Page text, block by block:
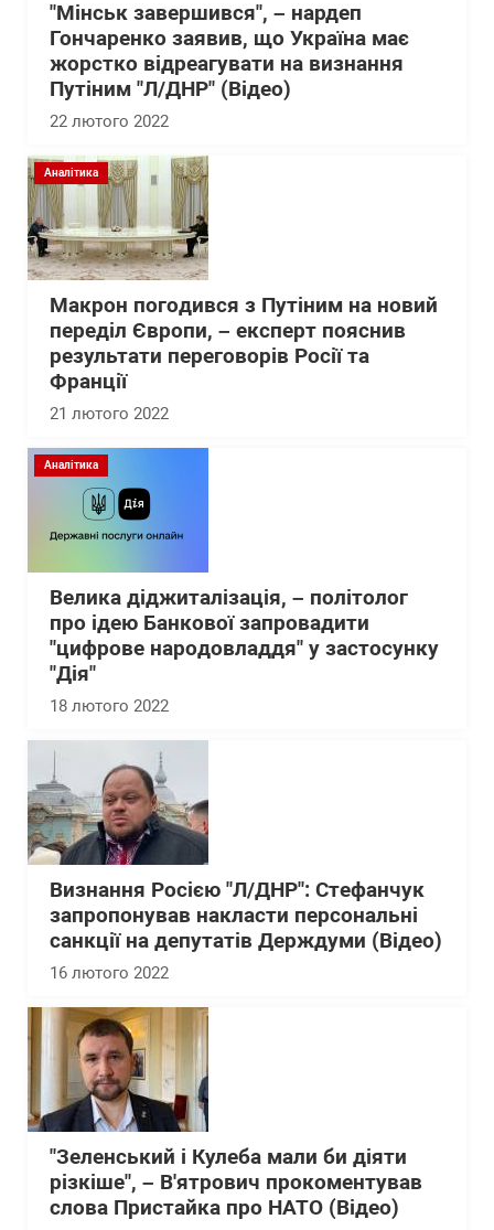
"Мінськ завершився", – нардеп
Гончаренко заявив, що Україна має
жорстко відреагувати на визнання
Путіним "Л/ДНР" (Відео)
22 лютого 2022
Аналітика
Макрон погодився з Путіним на новий
переділ Європи, – експерт пояснив
результати переговорів Росії та
Франції
21 лютого 2022
Аналітика
Велика діджиталізація, – політолог
про ідею Банкової запровадити
"цифрове народовладдя" у застосунку
"Дія"
18 лютого 2022
Визнання Росією "Л/ДНР": Стефанчук
запропонував накласти персональні
санкції на депутатів Держдуми (Відео)
16 лютого 2022
"Зеленський і Кулеба мали би діяти
різкіше", – В'ятрович прокоментував
слова Пристайка про НАТО (Відео)